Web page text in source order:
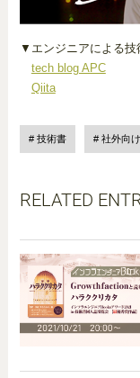
▼エンジニアによる技
tech blog APC
Qiita
技術書 社外向
RELATED